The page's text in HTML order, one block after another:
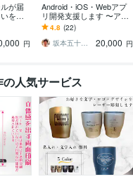
が届
を解
てる
い・
円
Android・iOS・Webアプ
リ開発支援します 〜アプ
リ開発を手伝ってほしい
方向け〜
4.8 (22)
坂本五十六（サカモトイサム）
20,000 円
人気サービス